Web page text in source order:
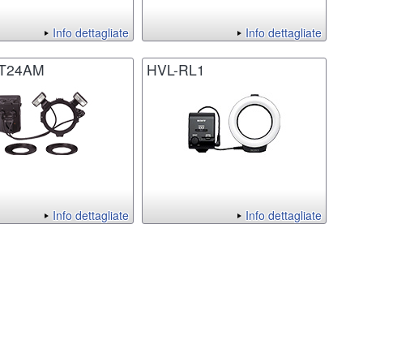
Info dettagliate Info dettagliate
Info dettagliate
HVL-RL1
Info dettagliate